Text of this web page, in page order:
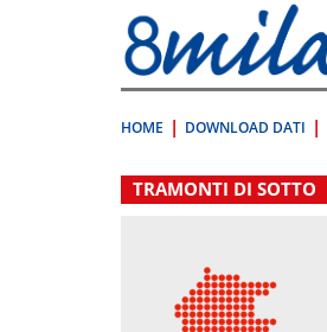
direttamente
a:
Contenuto
HOME DOWNLOAD DATI
.
TRAMONTI DI SOTTO